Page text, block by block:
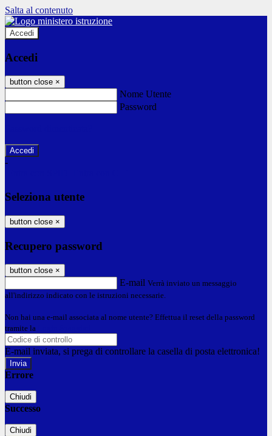
Salta al contenuto
Accedi
Accedi
button close ×
Nome Utente
Password
-
Seleziona utente
button close ×
Recupero password
button close ×
E-mail Verrà inviato un messaggio
all'indirizzo indicato con le istruzioni necessarie.
Non hai una e-mail associata al nome utente? Effettua il reset della password
tramite la
E-mail inviata, si prega di controllare la casella di posta elettronica!
Errore
Chiudi
Successo
Chiudi